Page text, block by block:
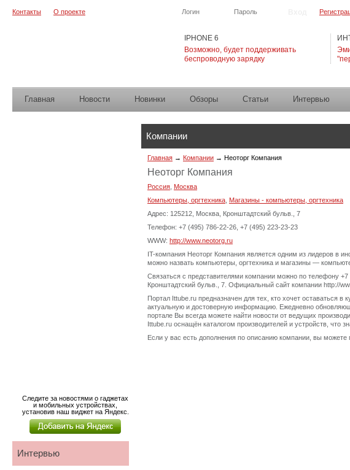
IPHONE 6
Возможно, будет поддерживать
беспроводную зарядку
Логин Пароль
Контакты О проекте
Главная Новости Новинки Обзоры Cтатьи Интервью
Компании
Главная → Компании → Неоторг Компания
Неоторг Компания
Россия Москва
Компьютеры, оргтехника Магазины - компьютеры, оргтехника
Адрес: 125212, Москва, Кронштадтский бульв., 7
Телефон: +7 (495) 786-22-26, +7 (495) 223-23-23
WWW: http://www.neotorg.ru
IT-компания Неоторг Компания является одним из лидеров в
можно назвать компьютеры, оргтехника и магазины —
Связаться с представителями компании можно по телефону
Кронштадтский бульв., 7. Официальный сайт компании http://
Портал Ittube.ru предназначен для тех, кто хочет оставаться
актуальную и достоверную информацию. Ежедневно
портале Вы всегда можете найти новости от ведущих
Ittube.ru оснащён каталогом производителей и устройств, что
Если у вас есть дополнения по описанию компании, вы можете
Следите за новостями о гаджетах
и мобильных устройствах,
установив наш виджет на Яндекс.
Интервью